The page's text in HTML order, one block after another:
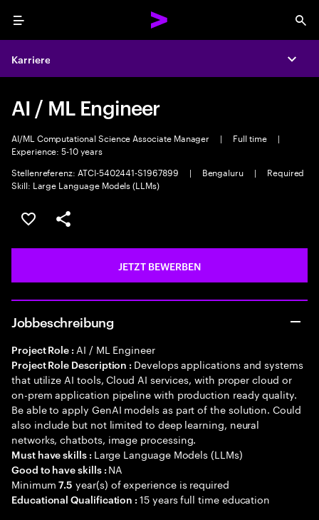
Menu
Karriere
AI / ML Engineer
AI/ML Computational Science Associate Manager | Full time
|
Experience: 5-10 years
Stellenreferenz: ATCI-5402441-S1967899
| Bengaluru |
Required
Skill: Large Language Models (LLMs)
JOB SPEICHERN
Teilen
JETZT BEWERBEN
Jobbeschreibung
Project Role : AI / ML Engineer
Project Role Description : Develops applications and systems
that utilize AI tools, Cloud AI services, with proper cloud or
on-prem application pipeline with production ready quality.
Be able to apply GenAI models as part of the solution. Could
also include but not limited to deep learning, neural
networks, chatbots, image processing.
Must have skills : Large Language Models (LLMs)
Good to have skills : NA
Minimum7.5 year(s) of experience is required
Educational Qualification :15 years full time education